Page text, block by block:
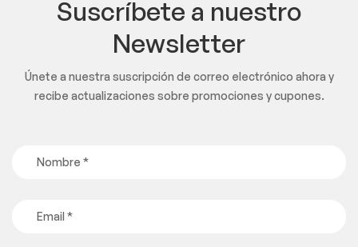
Suscríbete a nuestro
Newsletter
Únete a nuestra suscripción de correo electrónico ahora y
recibe actualizaciones sobre promociones y cupones.